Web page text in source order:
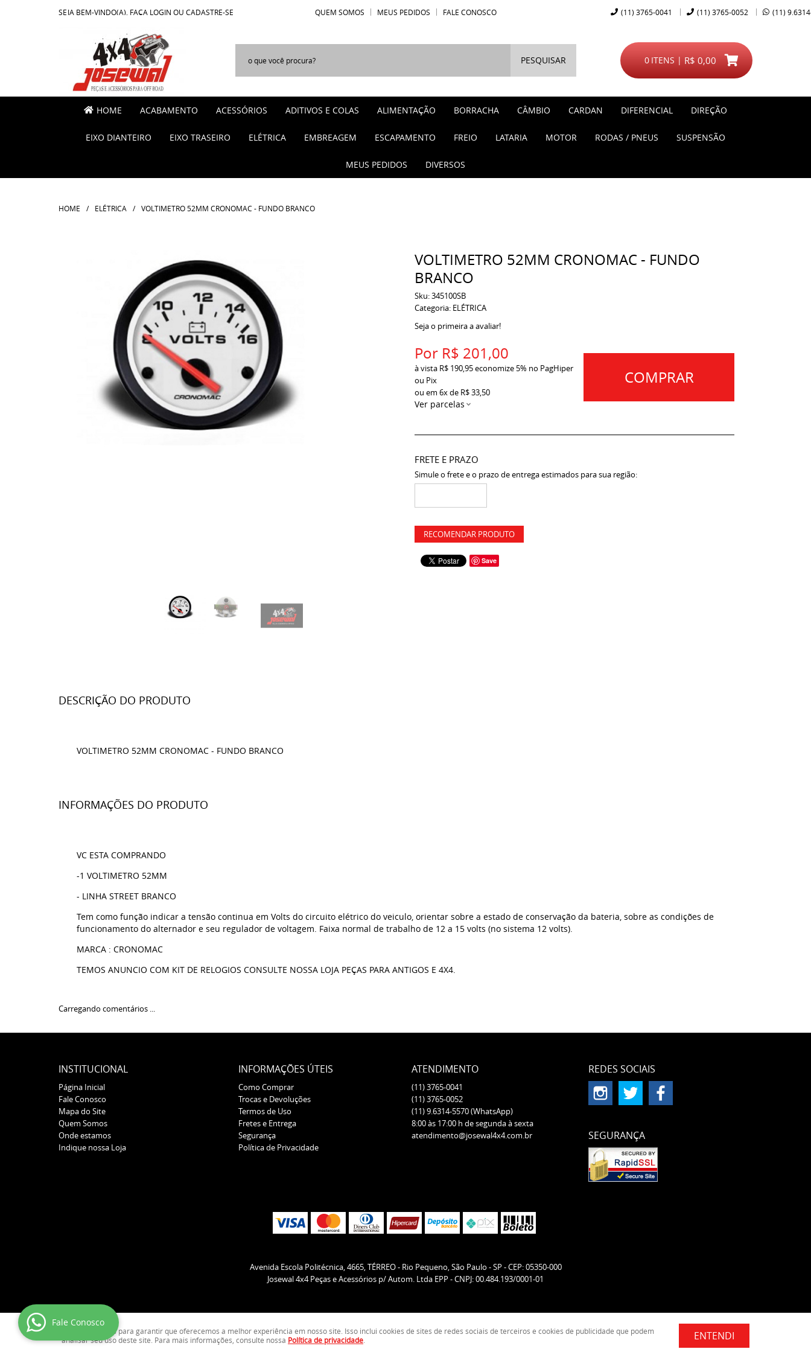
SEJA BEM-VINDO(A), FAÇA LOGIN OU CADASTRE-SE QUEM SOMOS MEUS PEDIDOS FALE CONOSCO (11) 3765-0041 (11) 3765-0052 (11)
PESQUISAR ITENS
0 R$ 0,00
HOME ACABAMENTO ACESSÓRIOS ADITIVOS E COLAS ALIMENTAÇÃO BORRACHA CÂMBIO CARDAN DIFERENCIAL DIREÇÃO
EIXO DIANTEIRO EIXO TRASEIRO ELÉTRICA EMBREAGEM ESCAPAMENTO FREIO LATARIA MOTOR RODAS / PNEUS SUSPENSÃO
MEUS PEDIDOS DIVERSOS
HOME ELÉTRICA VOLTIMETRO 52MM CRONOMAC - FUNDO BRANCO
VOLTIMETRO 52MM CRONOMAC - FUNDO
BRANCO
Sku:345100SB
Categoria: ELÉTRICA
Seja o primeira a avaliar!
Por R$ 201,00
à vista R$ 190,95economize 5% no PagHiper
ou Pix
ou em 6xde R$ 33,50
Ver parcelas
COMPRAR
FRETE E PRAZO
Simule o frete e o prazo de entrega estimados para sua região:
RECOMENDAR PRODUTO
Save
DESCRIÇÃO DO PRODUTO
VOLTIMETRO 52MM CRONOMAC - FUNDO BRANCO
INFORMAÇÕES DO PRODUTO
VC ESTA COMPRANDO
-1 VOLTIMETRO 52MM
- LINHA STREET BRANCO
Tem como função indicar a tensão continua em Volts do circuito elétrico do veiculo, orientar sobre a estado de conservação da bateria, sobre as condições de
funcionamento do alternador e seu regulador de voltagem. Faixa normal de trabalho de 12 a 15 volts (no sistema 12 volts).
MARCA : CRONOMAC
TEMOS ANUNCIO COM KIT DE RELOGIOS CONSULTE NOSSA LOJA PEÇAS PARA ANTIGOS E 4X4.
Carregando comentários ...
INSTITUCIONAL
Página Inicial
Fale Conosco
Mapa do Site
Quem Somos
Onde estamos
Indique nossa Loja
INFORMAÇÕES ÚTEIS
Como Comprar
Trocas e Devoluções
Termos de Uso
Fretes e Entrega
Segurança
Política de Privacidade
ATENDIMENTO
(11)3765-0041
(11)3765-0052
(11)9.6314-5570(WhatsApp)
8:00 às 17:00 h de segunda à sexta
atendimento@josewal4x4.com.br
REDES SOCIAIS
SEGURANÇA
Avenida Escola Politécnica, 4665, TÉRREO- Rio Pequeno, São Paulo -SP -CEP: 05350-000
Josewal 4x4 Peças e Acessórios p/ Autom. Ltda EPP - CNPJ: 00.484.193/0001-01
LOJA VIRTUAL CRIADA POR
Usamos cookies para garantir que oferecemos a melhor experiência em nosso site. Isso inclui cookies de sites de redes sociais de terceiros e cookies de publicidade que podem
analisar seu uso deste site. Para mais informações, consulte nossa Política de privacidade ENTENDI
Fale Conosco